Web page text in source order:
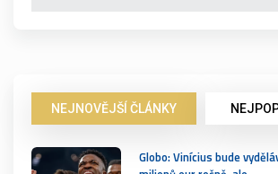
NEJNOVĚJŠÍ ČLÁNKY
Globo: Vinícius bude